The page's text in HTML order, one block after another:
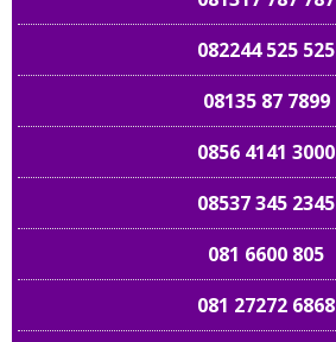
082244 525 525
08135 87 7899
0856 4141 3000
08537 345 2345
081 6600 805
081 27272 6868